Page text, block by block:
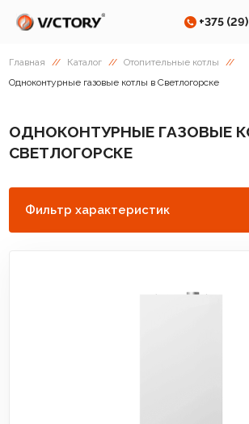
+375
Главная // Каталог // Отопительные котлы
//
Одноконтурные газовые котлы в Светлогорске
ОДНОКОНТУРНЫЕ ГАЗОВЫЕ
СВЕТЛОГОРСКЕ
Фильтр характеристик